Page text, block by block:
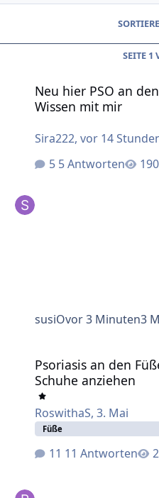
SEITE 1
Neu hier PSO an
Wissen mit mir
Sira222, vor 14
5 Antworten
susiOvor 3 Minuten3
Psoriasis an den
Schuhe anziehen
RoswithaS, 3. Mai
Füße
11 Antworten